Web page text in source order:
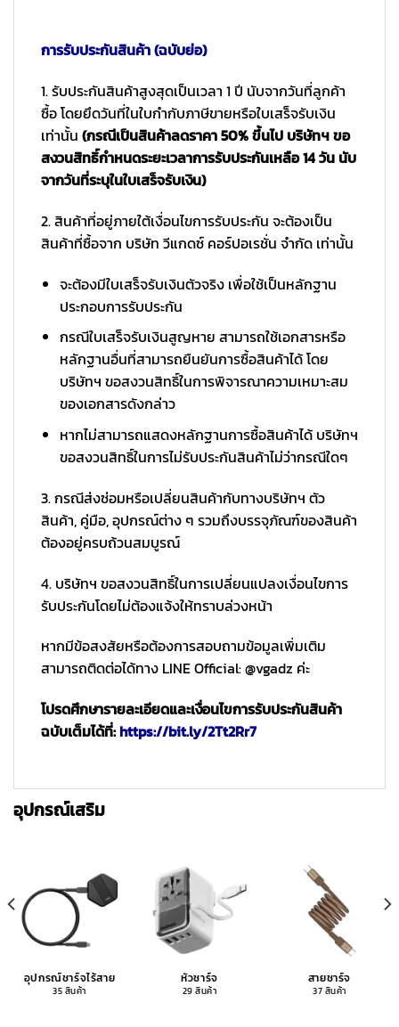
การรับประกันสินค้า (ฉบับย่อ)
1. รับประกันสินค้าสูงสุดเป็นเวลา 1 ปี นับจากวันที่ลูกค้า
ซื้อ โดยยึดวันที่ในใบกำกับภาษีขายหรือใบเสร็จรับเงิน
เท่านั้น (กรณีเป็นสินค้าลดราคา 50% ขึ้นไป บริษัทฯ ขอ
สงวนสิทธิ์กำหนดระยะเวลาการรับประกันเหลือ 14 วัน นับ
จากวันที่ระบุในใบเสร็จรับเงิน)
2. สินค้าที่อยู่ภายใต้เงื่อนไขการรับประกัน จะต้องเป็น
สินค้าที่ซื้อจาก บริษัท วีแกดซ์ คอร์ปอเรชั่น จำกัด เท่านั้น
จะต้องมีใบเสร็จรับเงินตัวจริง เพื่อใช้เป็นหลักฐาน
ประกอบการรับประกัน
กรณีใบเสร็จรับเงินสูญหาย สามารถใช้เอกสารหรือ
หลักฐานอื่นที่สามารถยืนยันการซื้อสินค้าได้ โดย
บริษัทฯ ขอสงวนสิทธิ์ในการพิจารณาความเหมาะสม
ของเอกสารดังกล่าว
หากไม่สามารถแสดงหลักฐานการซื้อสินค้าได้ บริษัทฯ
ขอสงวนสิทธิ์ในการไม่รับประกันสินค้าไม่ว่ากรณีใดๆ
3. กรณีส่งซ่อมหรือเปลี่ยนสินค้ากับทางบริษัทฯ ตัว
สินค้า, คู่มือ, อุปกรณ์ต่าง ๆ รวมถึงบรรจุภัณฑ์ของสินค้า
ต้องอยู่ครบถ้วนสมบูรณ์
4. บริษัทฯ ขอสงวนสิทธิ์ในการเปลี่ยนแปลงเงื่อนไขการ
รับประกันโดยไม่ต้องแจ้งให้ทราบล่วงหน้า
หากมีข้อสงสัยหรือต้องการสอบถามข้อมูลเพิ่มเติม
สามารถติดต่อได้ทาง LINE Official: @vgadz ค่ะ
โปรดศึกษารายละเอียดและเงื่อนไขการรับประกันสินค้า
ฉบับเต็มได้ที่:https://bit.ly/2Tt2Rr7
อุปกรณ์เสริม
อุปกรณ์ชาร์จไร้สาย
35 สินค้า
หัวชาร์จ
29 สินค้า
สายชาร์จ
37 สินค้า